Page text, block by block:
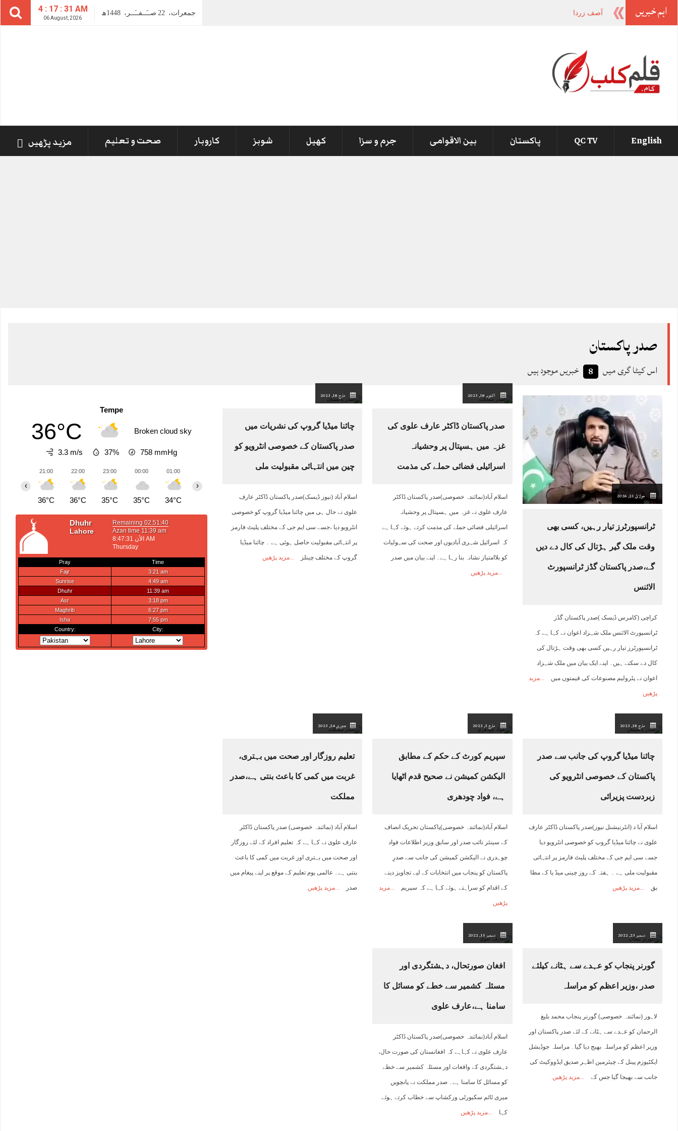
4 : 17 : 32 AM
06 August, 2026
جمعرات، 22 صــَــفــَــر، 1448ھ اہم خبریں آصف زرداری اور نواز شریف کے ہوتے ہوئے
English
QC TV پاکستان بین الاقوامی جرم و سزا کھیل شوبز کاروبار صحت و تعلیم مزید پڑھیں
صدر پاکستان
اس کیٹا گری میں 8 خبریں موجود ہیں
Tempe
36°C Broken cloud sky
3.3 m/s 37% 758 mmHg
21:00
36°C
22:00
36°C
23:00
35°C
00:00
35°C
01:00
34°C 33°C
04:00
32°C
05:00
32°C
06:00
31°C 32°C
08:00
33°C
09:00
34°C
10:00
36°C
11:00
38°C
12:00
39°C
13:00
40°C
14:00
40°C
15:00
40°C
16:00
40°C
‹
›
جولائ 21, 2026
ٹرانسپورٹرز تیار رہیں، کسی بھی
وقت ملک گیر ہڑتال کی کال دے دیں
گے،صدر پاکستان گڈز ٹرانسپورٹ
الائنس
کراچی (کامرس ڈیسک )صدر پاکستان گڈز
ٹرانسپورٹ الائنس ملک شہزاد اعوان نے کہا ہے کہ
ٹرانسپورٹرز تیار رہیں کسی بھی وقت ہڑتال کی
کال دے سکتے ہیں۔ اپنے ایک بیان میں ملک شہزاد
اعوان نے پٹرولیم مصنوعات کی قیمتوں میں مزید
پڑھیں
اکتوبر 18, 2023
صدر پاکستان ڈاکٹر عارف علوی کی
غزہ میں ہسپتال پر وحشیانہ
اسرائیلی فضائی حملے کی مذمت
اسلام آباد(نمائندہ خصوصی)صدر پاکستان ڈاکٹر
عارف علوی نے غزہ میں ہسپتال پر وحشیانہ
اسرائیلی فضائی حملے کی مذمت کرتے ہوئے کہا ہے
کہ اسرائیل شہری آبادیوں اور صحت کی سہولیات
کو بلاامتیاز نشانہ بنا رہا ہے۔ اپنے بیان میں صدر
مزید پڑھیں
مارچ 18, 2023
چائنا میڈیا گروپ کی نشریات میں
صدر پاکستان کے خصوصی انٹرویو کو
چین میں انتہائی مقبولیت ملی
اسلام آباد (نیوز ڈیسک)صدر پاکستان ڈاکٹر عارف
علوی نے حال ہی میں چائنا میڈیا گروپ کو خصوصی
انٹرویو دیا ،جسے سی ایم جی کے مختلف پلیٹ فارمز
پر انتہائی مقبولیت حاصل ہوئی ہے ۔ چائنا میڈیا
گروپ کے مختلف چینلز مزید پڑھیں
مارچ 18, 2023
چائنا میڈیا گروپ کی جانب سے صدر
پاکستان کے خصوصی انٹرویو کی
زبردست پزیرائی
اسلام آبا د (انٹرنیشنل نیوز)صدر پاکستان ڈاکٹر عارف
علوی نے چائنا میڈیا گروپ کو خصوصی انٹرویو دیا
جسے سی ایم جی کے مختلف پلیٹ فارمز پر انتہائی
مقبولیت ملی ہے ۔ ہفتہ کے روز چینی میڈ یا کے مطا
بق مزید پڑھیں
مارچ 3, 2023
سپریم کورٹ کے حکم کے مطابق
الیکشن کمیشن نے صحیح قدم اٹھایا
ہے، فواد چودھری
اسلام آباد(نمائندہ خصوصی)پاکستان تحریک انصاف
کے سینئر نائب صدر اور سابق وزیر اطلاعات فواد
چوہدری نے الیکشن کمیشن کی جانب سے صدرِ
پاکستان کو پنجاب میں انتخابات کے لیے تجاویز دینے
کے اقدام کو سراہتے ہوئے کہا ہے کہ سپریم مزید
پڑھیں
جنوري 24, 2023
تعلیم روزگار اور صحت میں بہتری،
غربت میں کمی کا باعث بنتی ہے،صدر
مملکت
اسلام آباد (نمائندہ خصوصی) صدر پاکستان ڈاکٹر
عارف علوی نے کہا ہے کہ تعلیم افراد کے لئے روزگار
اور صحت میں بہتری اور غربت میں کمی کا باعث
بنتی ہے۔ عالمی یوم تعلیم کے موقع پر اپنے پیغام میں
صدر مزید پڑھیں
دسمبر 23, 2022
گورنر پنجاب کو عہدے سے ہٹانے کیلئے
صدر ،وزیر اعظم کو مراسلہ
لاہور (نمائندہ خصوصی) گورنر پنجاب محمد بلیغ
الرحمان کو عہدے سے ہٹانے کے لئے صدر پاکستان اور
وزیر اعظم کو مراسلہ بھیج دیا گیا۔ مراسلہ جوڈیشل
ایکٹیوزم پینل کے چیئرمین اظہر صدیق ایڈووکیٹ کی
جانب سے بھیجا گیا جس کے مزید پڑھیں
دسمبر 15, 2022
افغان صورتحال، دہشتگردی اور
مسئلہ کشمیر سے خطے کو مسائل کا
سامنا ہے،عارف علوی
اسلام آباد(نمائندہ خصوصی)صدر پاکستان ڈاکٹر
عارف علوی نے کہاہے کہ افغانستان کی صورت حال،
دہشتگردی کے واقعات اور مسئلہ کشمیر سے خطے
کو مسائل کا سامنا ہے۔ صدر مملکت نے پانچویں
میری ٹائم سکیورٹی ورکشاپ سے خطاب کرتے ہوئے
کہا مزید پڑھیں